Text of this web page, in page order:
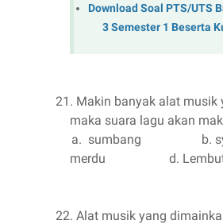
Download Soal PTS/UTS
3 Semester 1 Beserta
21. Makin banyak alat musik
maka suara lagu akan
a. sumbang b.
merdu
d.
22. Alat musik yang